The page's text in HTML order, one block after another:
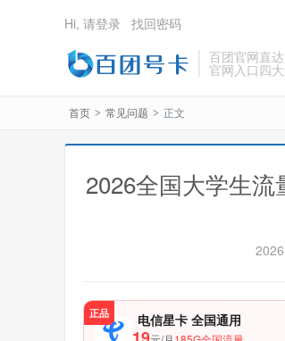
百团官网直达
官网入口四
Hi, 请登录 找回密码
首页 > 常见问题 > 正文
2026全国大学生
正品 电信星卡 全国通用